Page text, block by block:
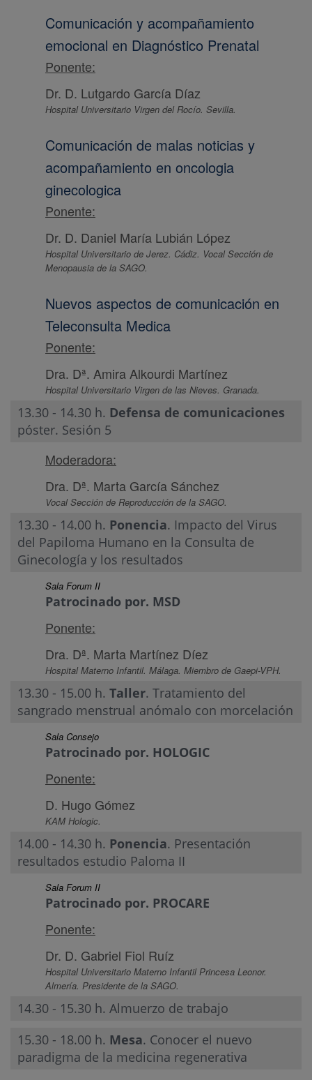
Comunicación y acompañamiento
emocional en Diagnóstico Prenatal
Ponente:
Dr. D. Lutgardo García Díaz
Hospital Universitario Virgen del Rocío. Sevilla.
Comunicación de malas noticias y
acompañamiento en oncologia
ginecologica
Ponente:
Dr. D. Daniel María Lubián López
Hospital Universitario de Jerez. Cádiz. Vocal Sección de
Menopausia de la SAGO.
Nuevos aspectos de comunicación en
Teleconsulta Medica
Ponente:
Dra. Dª. Amira Alkourdi Martínez
Hospital Universitario Virgen de las Nieves. Granada.
13.30 - 14.30 h. Defensa de comunicaciones
póster. Sesión 5
Moderadora:
Dra. Dª. Marta García Sánchez
Vocal Sección de Reproducción de la SAGO.
13.30 - 14.00 h. Ponencia. Impacto del Virus
del Papiloma Humano en la Consulta de
Ginecología y los resultados
Sala Forum II
Patrocinado por. MSD
Ponente:
Dra. Dª. Marta Martínez Díez
Hospital Materno Infantil. Málaga. Miembro de Gaepi-VPH.
13.30 - 15.00 h. Taller. Tratamiento del
sangrado menstrual anómalo con morcelación
Sala Consejo
Patrocinado por. HOLOGIC
Ponente:
D. Hugo Gómez
KAM Hologic.
14.00 - 14.30 h. Ponencia. Presentación
resultados estudio Paloma II
Sala Forum II
Patrocinado por. PROCARE
Ponente:
Dr. D. Gabriel Fiol Ruíz
Hospital Universitario Materno Infantil Princesa Leonor.
Almería. Presidente de la SAGO.
14.30 - 15.30 h. Almuerzo de trabajo
15.30 - 18.00 h. Mesa. Conocer el nuevo
paradigma de la medicina regenerativa